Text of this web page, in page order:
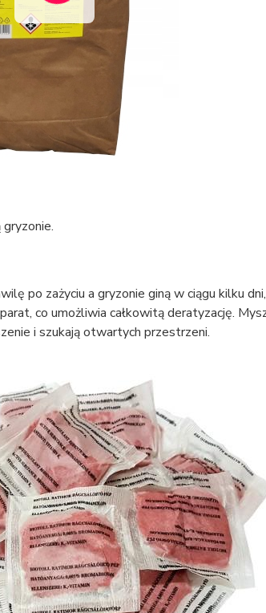
po zażyciu a gryzonie giną w ciągu kilku
co umożliwia całkowitą deratyzację.
i szukają otwartych przestrzeni.